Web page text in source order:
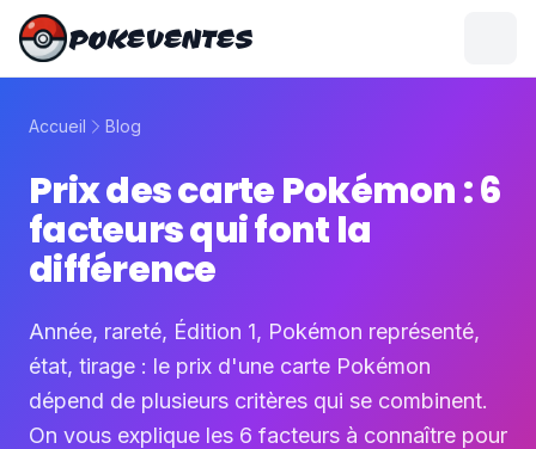
POKEVENTES
Accueil Blog
Prix des carte Pokémon : 6
facteurs qui font la
différence
Année, rareté, Édition 1, Pokémon représenté,
état, tirage : le prix d'une carte Pokémon
dépend de plusieurs critères qui se combinent.
On vous explique les 6 facteurs à connaître pour